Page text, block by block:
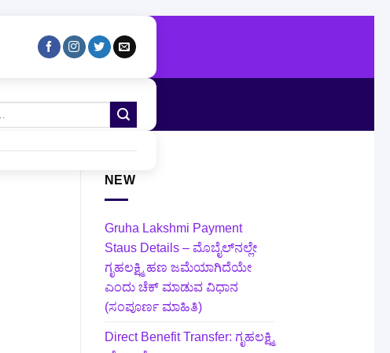
NEW
Gruha Lakshmi Payment
Staus Details – ಮೊಬೈಲ್‌ನಲ್ಲೇ
ಗೃಹಲಕ್ಷ್ಮಿ ಹಣ ಜಮೆಯಾಗಿದೆಯೇ
ಎಂದು ಚೆಕ್ ಮಾಡುವ ವಿಧಾನ
(ಸಂಪೂರ್ಣ ಮಾಹಿತಿ)
Direct Benefit Transfer: ಗೃಹಲಕ್ಷ್ಮಿ